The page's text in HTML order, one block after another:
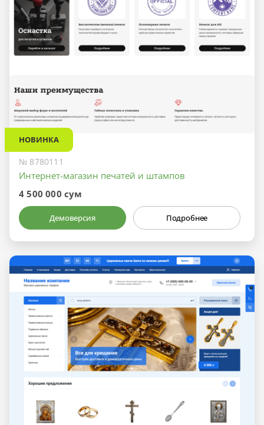
НОВИНКА
№ 8780111
Интернет-магазин печатей и штампов
4 500 000 сум
Демоверсия Подробнее